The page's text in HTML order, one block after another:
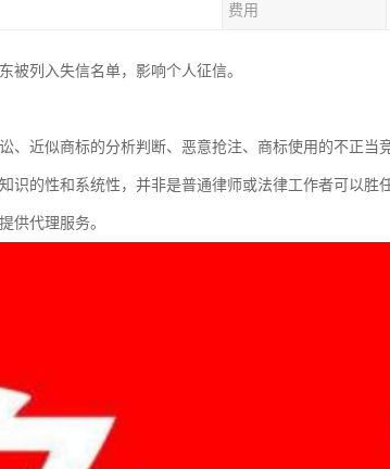
费用
被列入失信名单，影响个人征信。
、近似商标的分析判断、恶意抢注、商标使用的不正当
识的性和系统性，并非是普通律师或法律工作者可以胜
供代理服务。